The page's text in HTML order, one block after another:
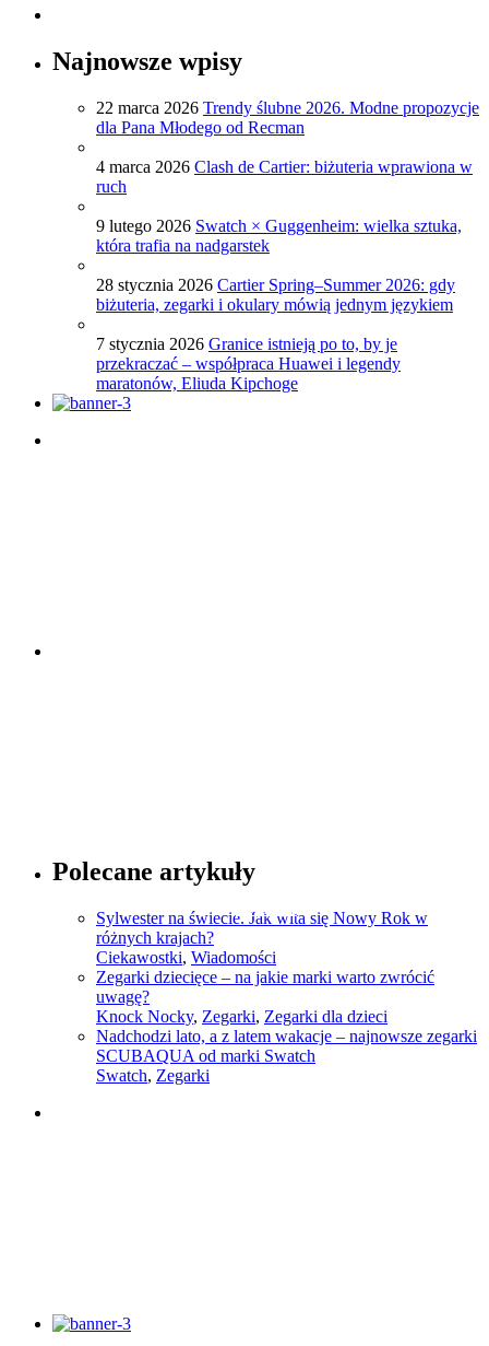
Najnowsze wpisy
22 marca 2026 Trendy ślubne 2026. Modne propozycje
dla Pana Młodego od Recman
4 marca 2026 Clash de Cartier: biżuteria wprawiona w
ruch
9 lutego 2026 Swatch × Guggenheim: wielka sztuka,
która trafia na nadgarstek
28 stycznia 2026 Cartier Spring–Summer 2026: gdy
biżuteria, zegarki i okulary mówią jednym językiem
7 stycznia 2026 Granice istnieją po to, by je
przekraczać – współpraca Huawei i legendy
maratonów, Eliuda Kipchoge
Sprawdź
Polecane artykuły
Sylwester na świecie. Jak wita się Nowy Rok w
różnych krajach?
Ciekawostki, Wiadomości
Zegarki dziecięce – na jakie marki warto zwrócić
uwagę?
Knock Nocky, Zegarki, Zegarki dla dzieci
Nadchodzi lato, a z latem wakacje – najnowsze zegarki
SCUBAQUA od marki Swatch
Swatch, Zegarki